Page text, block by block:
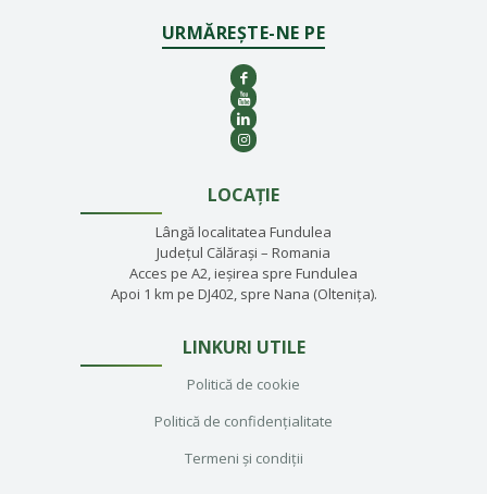
URMĂREȘTE-NE PE
LOCAȚIE
Lângă localitatea Fundulea
Județul Călărași – Romania
Acces pe A2, ieșirea spre Fundulea
Apoi 1 km pe DJ402, spre Nana (Oltenița).
LINKURI UTILE
Politică de cookie
Politică de confidențialitate
Termeni și condiții